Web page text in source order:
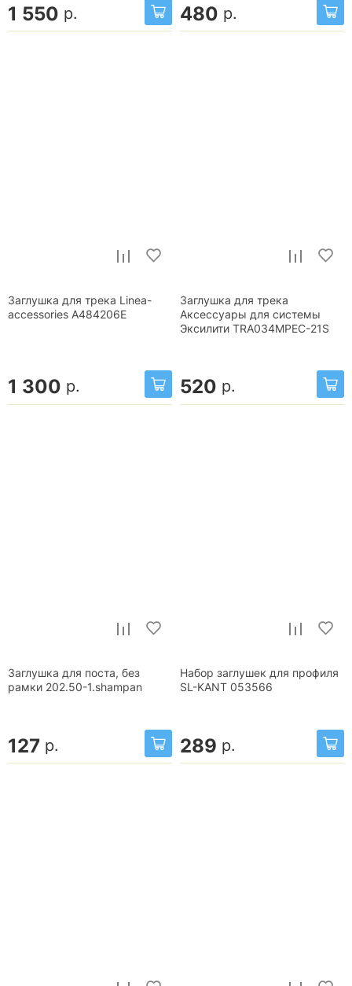
1 550 р. 480 р.
Заглушка для трека Linea-
accessories A484206E
1 300 р.
Заглушка для трека
Аксессуары для системы
Эксилити TRA034MPEC-21S
520 р.
Заглушка для поста, без
рамки 202.50-1.shampan
127 р.
Набор заглушек для профиля
SL-KANT 053566
289 р.